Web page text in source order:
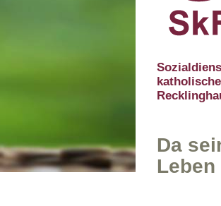
Da